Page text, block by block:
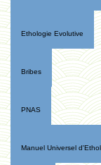
Ethologie Evolutive
Bribes
PNAS
Manuel Universel